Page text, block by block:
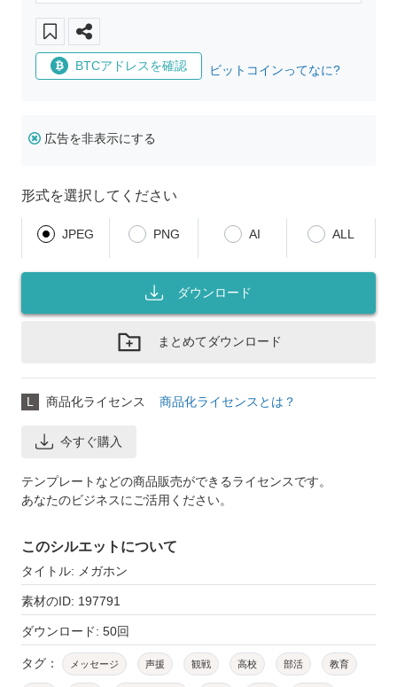
BTCアドレスを確認 ビットコインってなに?
広告を非表示にする
形式を選択してください
JPEG PNG AI ALL
ダウンロード
まとめてダウンロード
L 商品化ライセンス 商品化ライセンスとは？
今すぐ購入
テンプレートなどの商品販売ができるライセンスです。
あなたのビジネスにご活用ください。
このシルエットについて
タイトル: メガホン
素材のID: 197791
ダウンロード: 50回
タグ： メッセージ 声援 観戦 高校 部活 教育